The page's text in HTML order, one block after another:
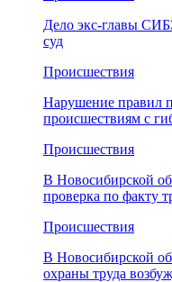
Дело экс-главы
суд
Происшествия
Нарушение правил
происшествиям с
Происшествия
В Новосибирской
проверка по факту
Происшествия
В Новосибирской
охраны труда